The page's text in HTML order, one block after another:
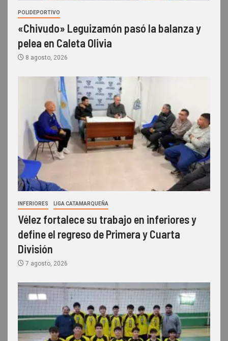
POLIDEPORTIVO
«Chivudo» Leguizamón pasó la balanza y
pelea en Caleta Olivia
8 agosto, 2026
INFERIORES LIGA CATAMARQUEÑA
Vélez fortalece su trabajo en inferiores y
define el regreso de Primera y Cuarta
División
7 agosto, 2026